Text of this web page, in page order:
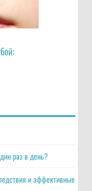
раз в день?
и эффективные